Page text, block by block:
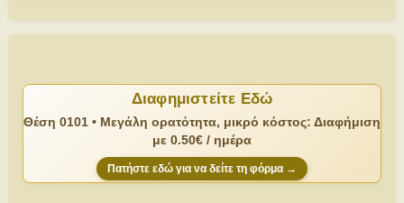
Διαφημιστείτε Εδώ
Θέση 0101 • Μεγάλη ορατότητα, μικρό κόστος: Διαφήμιση
με 0.50€ / ημέρα
Πατήστε εδώ για να δείτε τη φόρμα →